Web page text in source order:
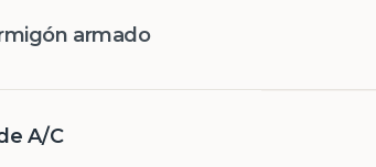
armado
A/C